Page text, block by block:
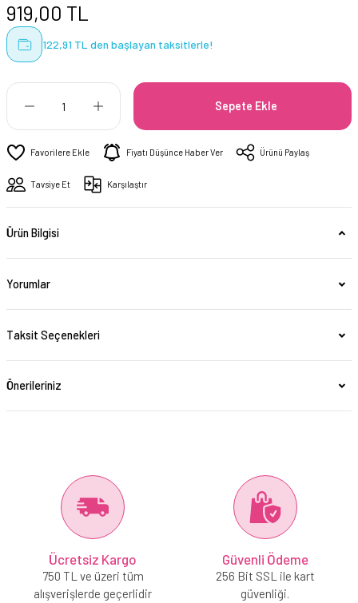
919,00 TL
122,91 TL den başlayan taksitlerle!
Sepete Ekle
Fiyatı Düşünce Haber Ver Ürünü Paylaş
Tavsiye Et Karşılaştır
Ürün Bilgisi
Yorumlar
Taksit Seçenekleri
Önerileriniz
Ücretsiz Kargo
750 TL ve üzeri tüm
alışverişlerde geçerlidir
Güvenli Ödeme
256 Bit SSL ile kart
güvenliği.